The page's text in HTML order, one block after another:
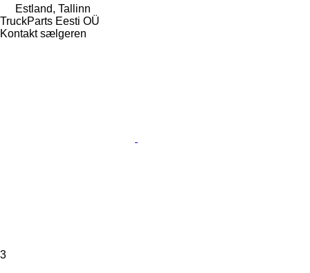
Estland, Tallinn
TruckParts Eesti OÜ
Kontakt sælgeren
3